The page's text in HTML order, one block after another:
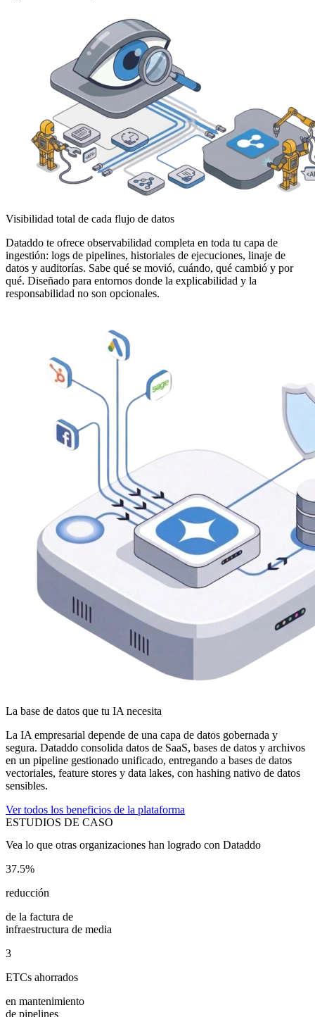
Visibilidad total de cada flujo de datos
Dataddo te ofrece observabilidad completa en toda tu capa de
ingestión: logs de pipelines, historiales de ejecuciones, linaje de
datos y auditorías. Sabe qué se movió, cuándo, qué cambió y por
qué. Diseñado para entornos donde la explicabilidad y la
responsabilidad no son opcionales.
La base de datos que tu IA necesita
La IA empresarial depende de una capa de datos gobernada y
segura. Dataddo consolida datos de SaaS, bases de datos y archivos
en un pipeline gestionado unificado, entregando a bases de datos
vectoriales, feature stores y data lakes, con hashing nativo de datos
sensibles.
Ver todos los beneficios de la plataforma
ESTUDIOS DE CASO
Vea lo que otras organizaciones han logrado con Dataddo
37.5%
reducción
de la factura de
infraestructura de media
3
ETCs ahorrados
en mantenimiento
de pipelines